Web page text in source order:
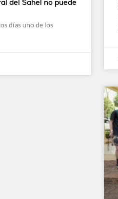
del Sahel no puede
días uno de los